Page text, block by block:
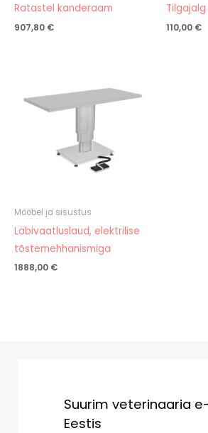
Ratastel kanderaam
907,80 €
Tilgajalg
110,00 €
Mööbel ja sisustus
Läbivaatluslaud, elektrilise
tõstemehhanismiga
1888,00 €
Suurim veterinaaria
Eestis